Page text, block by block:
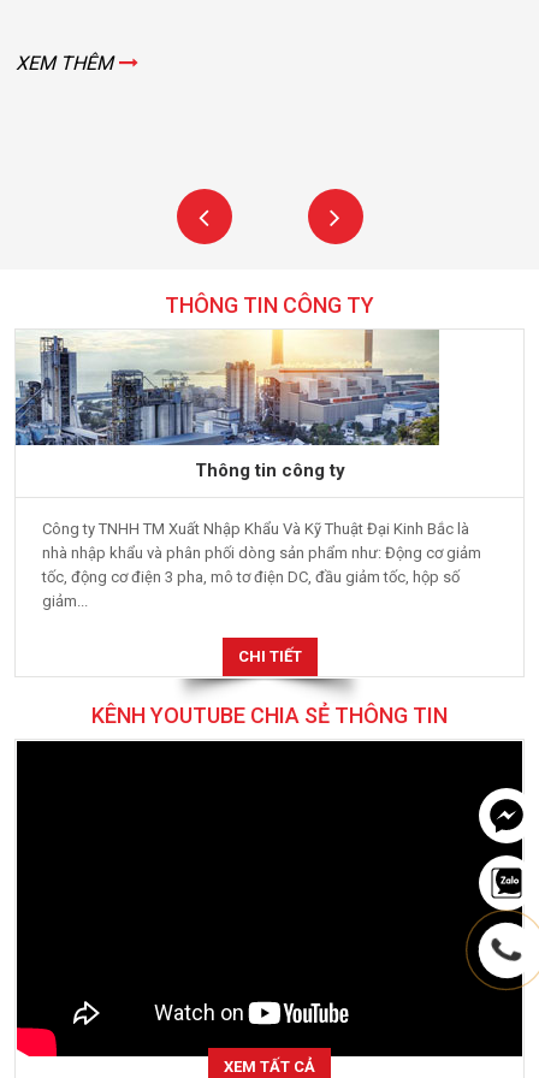
XEM THÊM
THÔNG TIN CÔNG TY
Thông tin công ty
Công ty TNHH TM Xuất Nhập Khẩu Và Kỹ Thuật Đại Kinh Bắc là
nhà nhập khẩu và phân phối dòng sản phẩm như: Động cơ giảm
tốc, động cơ điện 3 pha, mô tơ điện DC, đầu giảm tốc, hộp số
giảm...
CHI TIẾT
KÊNH YOUTUBE CHIA SẺ THÔNG TIN
XEM TẤT CẢ